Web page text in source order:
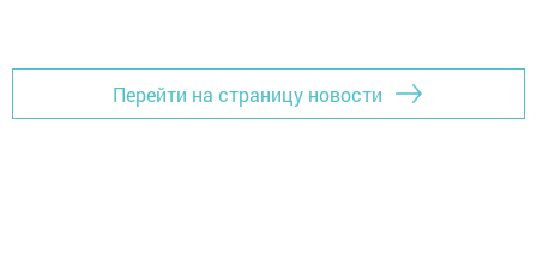
Перейти на страницу новости